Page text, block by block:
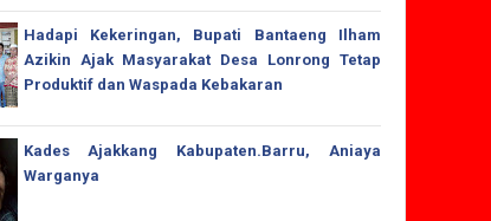
Hadapi Kekeringan, Bupati Bantaeng Ilham
Azikin Ajak Masyarakat Desa Lonrong Tetap
Produktif dan Waspada Kebakaran
Kades Ajakkang Kabupaten.Barru, Aniaya
Warganya